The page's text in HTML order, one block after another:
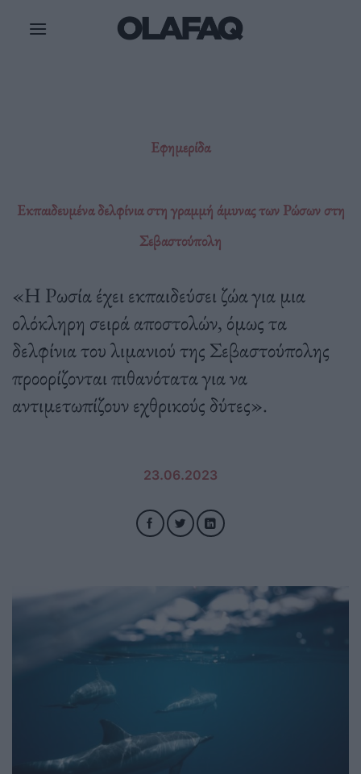
Εφημερίδα
Εκπαιδευμένα δελφίνια στη γραμμή άμυνας των Ρώσων στη
Σεβαστούπολη
«Η Ρωσία έχει εκπαιδεύσει ζώα για μια
ολόκληρη σειρά αποστολών, όμως τα
δελφίνια του λιμανιού της Σεβαστούπολης
προορίζονται πιθανότατα για να
αντιμετωπίζουν εχθρικούς δύτες».
23.06.2023